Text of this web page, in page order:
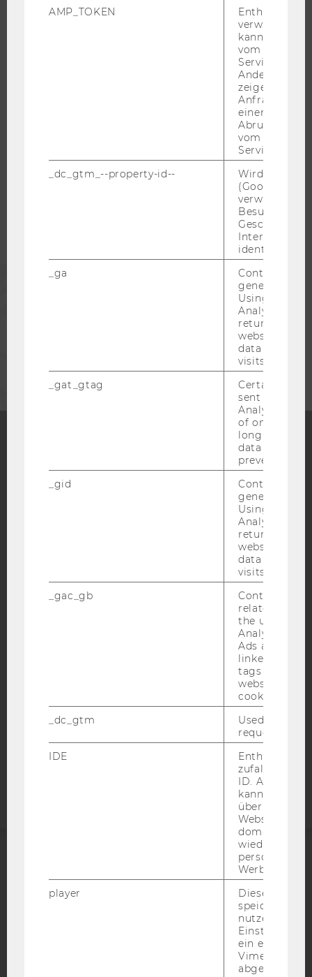
WELCOME SERVICES
STUDIERENDE
Blog
Bluesky
BARRIEREFREIHEITSERKLÄRUNG WEBSEITE
DATENSCHUTZERKLÄRUNG SOCIAL MEDIA
STUDIENBEWERBER*INNEN UND STUDIERENDE
COOKIE EINSTELLUNGEN
Barrierefreiheitserklärung
EQUIS
AMP_TOKEN
Enthält ein
verwendet
kann, um
vom AMP-
Service
Andere
zeigen Opt-
Anfrage im
einen Fehler
Abrufen
vom AMP
Service an.
_dc_gtm_--property-id--
Wird von
(Google Tag
verwendet,
Besucher
Geschlecht
Interessen zu
identifizieren.
_ga
Contains a
generated
Using this
Analytics can
returning
website and
data from
visits.
_gat_gtag
Certain data
sent to
Analytics a
of once per
long as it is
data
prevented.
_gid
Contains a
generated
Using this
Analytics can
returning
website and
data from
visits.
_gac_gb
Contains
related
the user. If
Analytics and
Ads accounts
linked, the
tags on the
website read
cookie.
_dc_gtm
Used to
request rate.
IDE
Enthält eine
ID. Anhand
kann Google
über
Websites
Werbung
player
Dieses Cookie
speichert
ein
Vimeo-Video
abgespielt